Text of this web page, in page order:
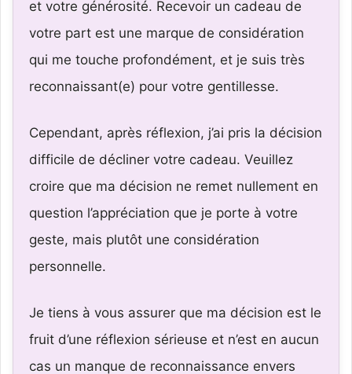
et votre générosité. Recevoir un cadeau de
votre part est une marque de considération
qui me touche profondément, et je suis très
reconnaissant(e) pour votre gentillesse.
Cependant, après réflexion, j’ai pris la décision
difficile de décliner votre cadeau. Veuillez
croire que ma décision ne remet nullement en
question l’appréciation que je porte à votre
geste, mais plutôt une considération
personnelle.
Je tiens à vous assurer que ma décision est le
fruit d’une réflexion sérieuse et n’est en aucun
cas un manque de reconnaissance envers